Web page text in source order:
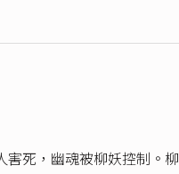
死，幽魂被柳妖控制